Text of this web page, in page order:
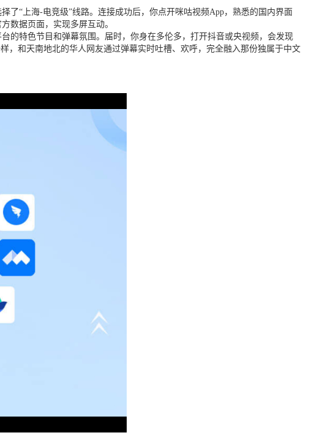
了“上海-电竞级”线路。连接成功后，你点开咪咕视频App，熟悉的国内界面
数据页面，实现多屏互动。
的特色节目和弹幕氛围。届时，你身在多伦多，打开抖音或央视频，会发现
，和天南地北的华人网友通过弹幕实时吐槽、欢呼，完全融入那份独属于中文